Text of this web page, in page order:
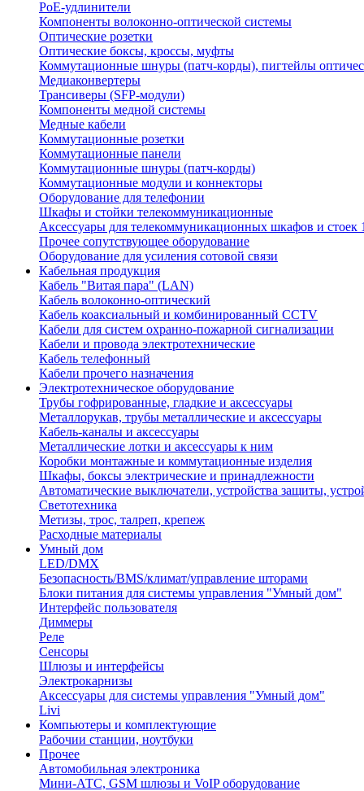
PoE-удлинители
Компоненты волоконно-оптической системы
Оптические розетки
Оптические боксы, кроссы, муфты
Коммутационные шнуры (патч-корды), пигтейлы
Медиаконвертеры
Трансиверы (SFP-модули)
Компоненты медной системы
Медные кабели
Коммутационные розетки
Коммутационные панели
Коммутационные шнуры (патч-корды)
Коммутационные модули и коннекторы
Оборудование для телефонии
Шкафы и стойки телекоммуникационные
Аксессуары для телекоммуникационных шкафов и стоек
Прочее сопутствующее оборудование
Оборудование для усиления сотовой связи
Кабельная продукция
Кабель "Витая пара" (LAN)
Кабель волоконно-оптический
Кабель коаксиальный и комбинированный CCTV
Кабели для систем охранно-пожарной сигнализации
Кабели и провода электротехнические
Кабель телефонный
Кабели прочего назначения
Электротехническое оборудование
Трубы гофрированные, гладкие и аксессуары
Металлорукав, трубы металлические и аксессуары
Кабель-каналы и аксессуары
Металлические лотки и аксессуары к ним
Коробки монтажные и коммутационные изделия
Шкафы, боксы электрические и принадлежности
Автоматические выключатели, устройства защиты,
Светотехника
Метизы, трос, талреп, крепеж
Расходные материалы
Умный дом
LED/DMX
Безопасность/BMS/климат/управление шторами
Блоки питания для системы управления "Умный дом"
Интерфейс пользователя
Диммеры
Реле
Сенсоры
Шлюзы и интерфейсы
Электрокарнизы
Аксессуары для системы управления "Умный дом"
Livi
Компьютеры и комплектующие
Рабочии станции, ноутбуки
Прочее
Автомобильная электроника
Мини-АТС, GSM шлюзы и VoIP оборудование